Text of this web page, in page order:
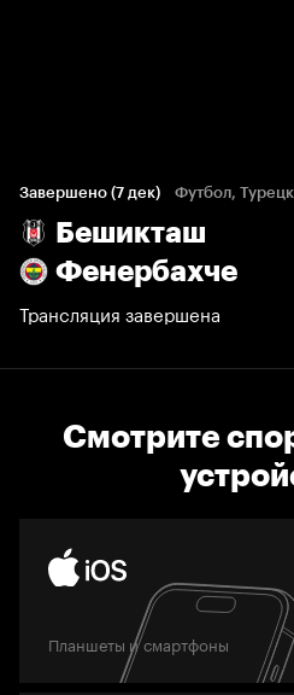
Завершено (7 дек)
Бешикташ
Фенербахче
Трансляция завершена
Смотрите
Планшеты и смартфоны